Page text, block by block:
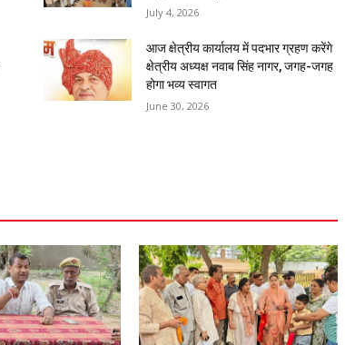
July 4, 2026
आज क्षेत्रीय कार्यालय में पदभार ग्रहण करेंगे
क्षेत्रीय अध्यक्ष नवाब सिंह नागर, जगह-जगह
होगा भव्य स्वागत
June 30, 2026